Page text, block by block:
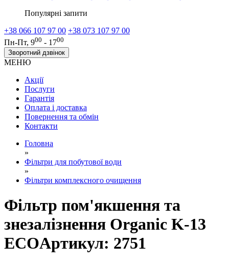
Популярні запити
+38 066 107 97 00 +38 073 107 97 00
Пн-Пт, 900 - 1700
Зворотний дзвінок
МЕНЮ
Акції
Послуги
Гарантія
Оплата і доставка
Повернення та обмін
Контакти
Головна
»
Фільтри для побутової води
»
Фільтри комплексного очищення
Фільтр пом'якшення та
знезалізнення Organic K-13
ECOАртикул: 2751